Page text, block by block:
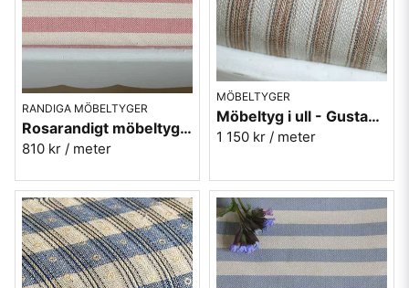
RANDIGA MÖBELTYGER
Rosarandigt möbeltyg eko-bomull - Lovisa rand nr.303
810 kr / meter
MÖBELTYGER
Möbeltyg i ull - Gustav nr.81 brun
1 150 kr / meter